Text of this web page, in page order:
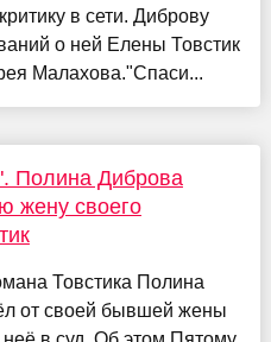
в сети. Диброву
о ней Елены Товстик
Малахова."Спаси...
Полина Диброва
жену своего
Товстика Полина
от своей бывшей жены